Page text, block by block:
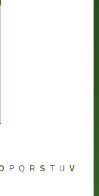
P Q R S U V